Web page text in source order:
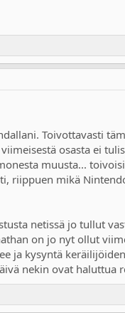
Toivottavasti
osasta ei
muusta...
riippuen mikä
netissä jo tullut
on jo nyt ollut
ja kysyntä
nekin ovat haluttua